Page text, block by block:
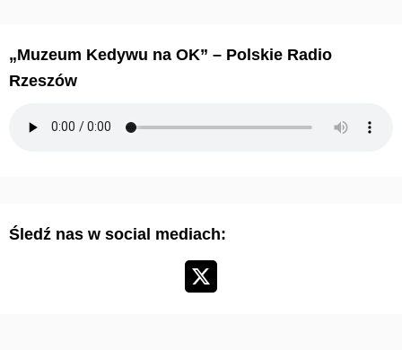
k
„Muzeum Kedywu na OK” – Polskie Radio
Rzeszów
Śledź nas w social mediach: